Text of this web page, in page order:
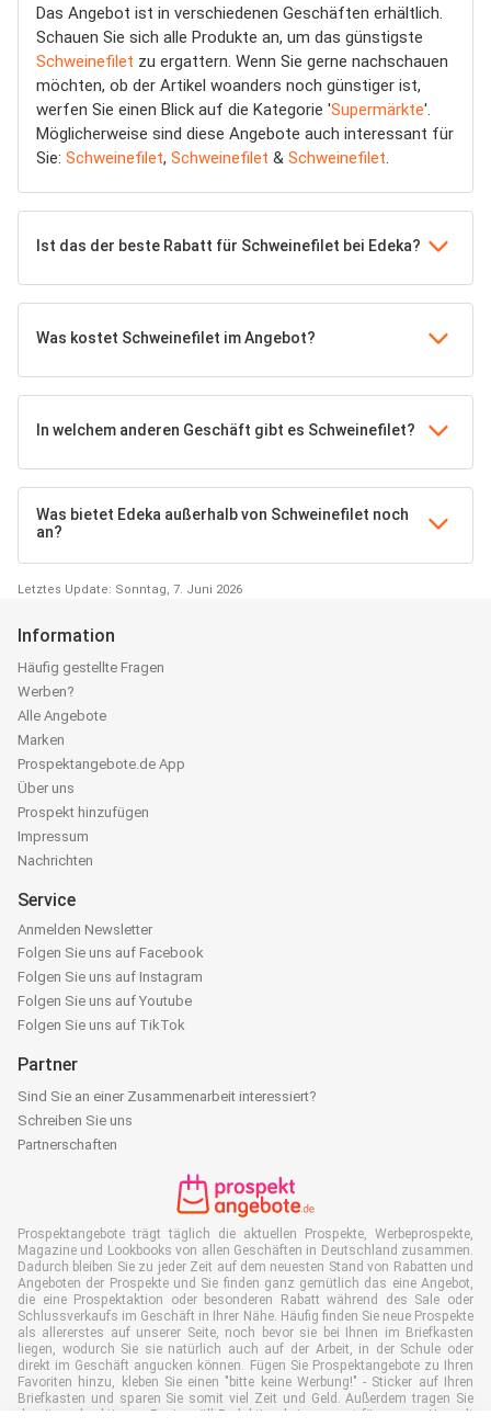
Das Angebot ist in verschiedenen Geschäften erhältlich.
Schauen Sie sich alle Produkte an, um das günstigste
Schweinefilet zu ergattern. Wenn Sie gerne nachschauen
möchten, ob der Artikel woanders noch günstiger ist,
werfen Sie einen Blick auf die Kategorie 'Supermärkte'.
Möglicherweise sind diese Angebote auch interessant für
Sie: Schweinefilet, Schweinefilet & Schweinefilet.
Ist das der beste Rabatt für Schweinefilet bei Edeka?
Was kostet Schweinefilet im Angebot?
In welchem anderen Geschäft gibt es Schweinefilet?
Was bietet Edeka außerhalb von Schweinefilet noch
an?
Letztes Update: Sonntag, 7. Juni 2026
Information
Häufig gestellte Fragen
Werben?
Alle Angebote
Marken
Prospektangebote.de App
Über uns
Prospekt hinzufügen
Impressum
Nachrichten
Service
Anmelden Newsletter
Folgen Sie uns auf Facebook
Folgen Sie uns auf Instagram
Folgen Sie uns auf Youtube
Folgen Sie uns auf TikTok
Partner
Sind Sie an einer Zusammenarbeit interessiert?
Schreiben Sie uns
Partnerschaften
Prospektangebote trägt täglich die aktuellen Prospekte, Werbeprospekte,
Magazine und Lookbooks von allen Geschäften in Deutschland zusammen.
Dadurch bleiben Sie zu jeder Zeit auf dem neuesten Stand von Rabatten und
Angeboten der Prospekte und Sie finden ganz gemütlich das eine Angebot,
die eine Prospektaktion oder besonderen Rabatt während des Sale oder
Schlussverkaufs im Geschäft in Ihrer Nähe. Häufig finden Sie neue Prospekte
als allererstes auf unserer Seite, noch bevor sie bei Ihnen im Briefkasten
liegen, wodurch Sie sie natürlich auch auf der Arbeit, in der Schule oder
direkt im Geschäft angucken können. Fügen Sie Prospektangebote zu Ihren
Favoriten hinzu, kleben Sie einen "bitte keine Werbung!" - Sticker auf Ihren
Briefkasten und sparen Sie somit viel Zeit und Geld. Außerdem tragen Sie
damit auch aktiv zur Papiermüll Reduktion bei, was gut für unsere Umwelt